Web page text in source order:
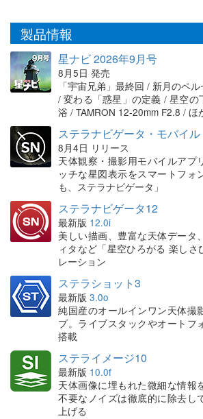
製品情報
星ナビ 2026年9月号
8月5日 発売
「宇宙兄弟」最終回 / 新月のペ
/ 変わる「惑星」の定義 / 星空の
浴 / TAMRON 12-20mm F2.8 / ほ
ステラナビゲータ・モバイル
8月4日 リリース
天体観察・撮影用モバイルアプ
ッチな星図表示をスマートフォ
も、ステラナビゲータ」
ステラナビゲータ12
最新版 12.0i
美しい描画、豊富な天体データ
ィタなど「星空ひろがる 楽しさ
レーション
ステラショット3
最新版 3.0o
純国産のオールインワン天体撮
プ。ライブスタックやオートフ
搭載
ステライメージ10
最新版 10.0f
天体画像に埋もれた微細な情報
不要なノイズは徹底的に除去し
上げる